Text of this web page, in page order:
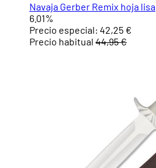
Navaja Gerber Remix hoja lisa
6.01%
Precio especial: 42,25 €
Precio habitual 44,95 €